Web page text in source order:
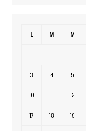
L M M
3 4 5
10 11 12
17 18 19